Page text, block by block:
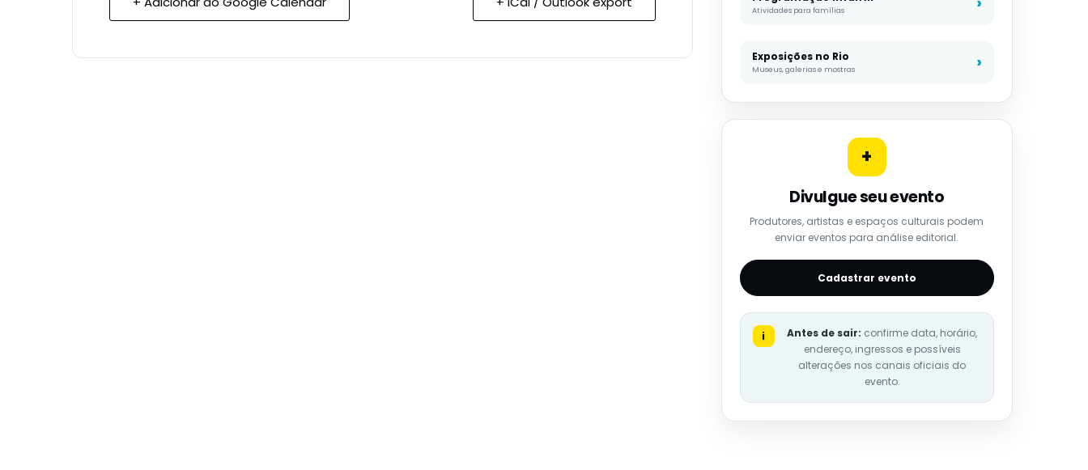
Atividades para famílias
Exposições no Rio
Museus, galerias e mostras
+
Divulgue seu evento
Produtores, artistas e espaços culturais podem
enviar eventos para análise editorial.
Cadastrar evento
i Antes de sair: confirme data, horário,
endereço, ingressos e possíveis
alterações nos canais oficiais do
evento.